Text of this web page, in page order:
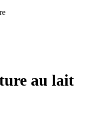
au lait